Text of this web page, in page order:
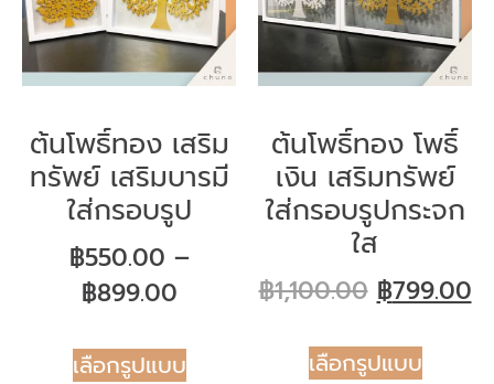
ต้นโพธิ์ทอง เสริม
ทรัพย์ เสริมบารมี
ใส่กรอบรูป
฿550.00 –
฿899.00
เลือกรูปแบบ
ต้นโพธิ์ทอง โพธิ์
เงิน เสริมทรัพย์
ใส่กรอบรูปกระจก
ใส
฿1,100.00 ฿799.00
เลือกรูปแบบ